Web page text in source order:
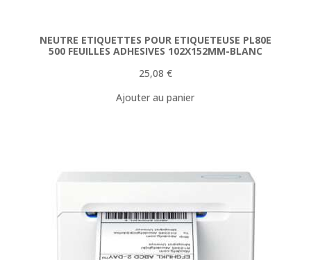
NEUTRE ETIQUETTES POUR ETIQUETEUSE PL80E
500 FEUILLES ADHESIVES 102X152MM-BLANC
25,08 €
Ajouter au panier